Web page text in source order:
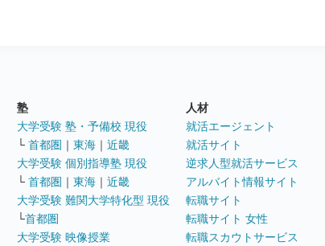
塾
大学受験 塾・予備校 現役
└ 首都圏 ｜ 東海 ｜ 近畿
大学受験 個別指導塾 現役
└ 首都圏 ｜ 東海 ｜ 近畿
大学受験 難関大学特化型 現役
└首都圏
大学受験 映像授業
人材
就活エージェント
就活サイト
逆求人型就活サービス
アルバイト情報サイト
転職サイト
転職サイト 女性
転職スカウトサービス